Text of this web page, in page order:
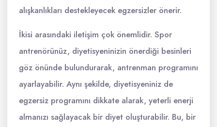
alışkanlıkları destekleyecek egzersizler önerir.
İkisi arasındaki iletişim çok önemlidir. Spor
antrenörünüz, diyetisyeninizin önerdiği besinleri
göz önünde bulundurarak, antrenman programını
ayarlayabilir. Aynı şekilde, diyetisyeniniz de
egzersiz programını dikkate alarak, yeterli enerji
almanızı sağlayacak bir diyet oluşturabilir. Bu, bir